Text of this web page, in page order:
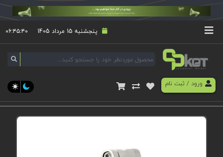
پنجشنبه 15 مرداد 1405 ۰۶:۴۵:۴۰
ورود/ ثبت نام